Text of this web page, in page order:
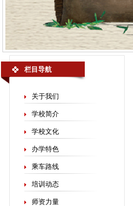
栏目导航
关于我们
学校简介
学校文化
办学特色
乘车路线
培训动态
师资力量